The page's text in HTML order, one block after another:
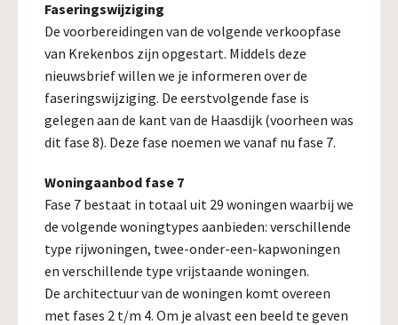
Faseringswijziging
De voorbereidingen van de volgende verkoopfase
van Krekenbos zijn opgestart. Middels deze
nieuwsbrief willen we je informeren over de
faseringswijziging. De eerstvolgende fase is
gelegen aan de kant van de Haasdijk (voorheen was
dit fase 8). Deze fase noemen we vanaf nu fase 7.
Woningaanbod fase 7
Fase 7 bestaat in totaal uit 29 woningen waarbij we
de volgende woningtypes aanbieden: verschillende
type rijwoningen, twee-onder-een-kapwoningen
en verschillende type vrijstaande woningen.
De architectuur van de woningen komt overeen
met fases 2 t/m 4. Om je alvast een beeld te geven